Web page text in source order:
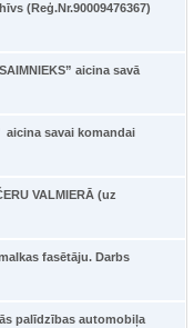
(Reģ.Nr.90009476367)
aicina savā
savai komandai
VALMIERĀ (uz
fasētāju. Darbs
palīdzības automobiļa